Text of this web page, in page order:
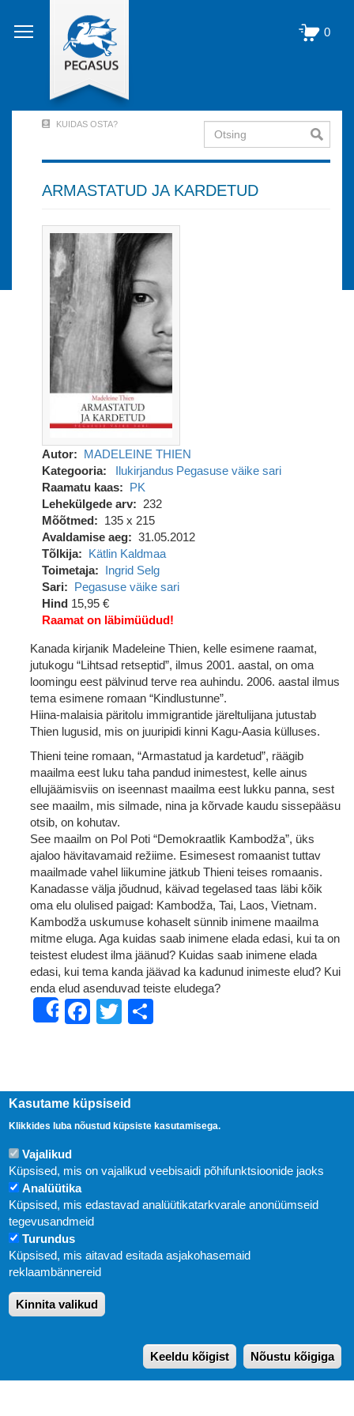
edasi
põhisisu
0
Account
Menu
out)
KUIDAS OSTA? Otsing
ARMASTATUD JA KARDETUD
Autor
MADELEINE THIEN
Kategooria
Ilukirjandus Pegasuse väike sari
Raamatu kaas
PK
Lehekülgede arv
232
Mõõtmed
135 x 215
Avaldamise aeg
31.05.2012
Tõlkija
Kätlin Kaldmaa
Toimetaja
Ingrid Selg
Sari
Pegasuse väike sari
Hind 15,95 €
Raamat on läbimüüdud!
Kanada kirjanik Madeleine Thien, kelle esimene raamat,
jutukogu “Lihtsad retseptid”, ilmus 2001. aastal, on oma
loomingu eest pälvinud terve rea auhindu. 2006. aastal ilmus
tema esimene romaan “Kindlustunne”.
Hiina-malaisia päritolu immigrantide järeltulijana jutustab
Thien lugusid, mis on juuripidi kinni Kagu-Aasia külluses.
Thieni teine romaan, “Armastatud ja kardetud”, räägib
maailma eest luku taha pandud inimestest, kelle ainus
ellujäämisviis on iseennast maailma eest lukku panna, sest
see maailm, mis silmade, nina ja kõrvade kaudu sissepääsu
otsib, on kohutav.
See maailm on Pol Poti “Demokraatlik Kambodža”, üks
ajaloo hävitavamaid režiime. Esimesest romaanist tuttav
maailmade vahel liikumine jätkub Thieni teises romaanis.
Kanadasse välja jõudnud, käivad tegelased taas läbi kõik
oma elu olulised paigad: Kambodža, Tai, Laos, Vietnam.
Kambodža uskumuse kohaselt sünnib inimene maailma
mitme eluga. Aga kuidas saab inimene elada edasi, kui ta on
teistest eludest ilma jäänud? Kuidas saab inimene elada
edasi, kui tema kanda jäävad ka kadunud inimeste elud? Kui
enda elud asenduvad teiste eludega?
ShareFacebook
Twitter
Uudised
KIRJASTUS PEGASUS OÜ © 2020
Paldiski mnt. 29 (A korpus VI korrus), Tallinn
E-post:pegasus[at]pegasus.ee
Kasutame küpsiseid
Klikkides luba nõustud küpsiste kasutamisega.
Vajalikud
Küpsised, mis on vajalikud veebisaidi põhifunktsioonide jaoks
Analüütika
Küpsised, mis edastavad analüütikatarkvarale anonüümseid
tegevusandmeid
Turundus
Küpsised, mis aitavad esitada asjakohasemaid
reklaambännereid
Kinnita valikud
Keeldu kõigist Nõustu kõigiga